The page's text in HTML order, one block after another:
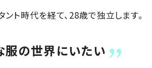
ト時代を経て、28歳で独立します。
服の世界にいたい